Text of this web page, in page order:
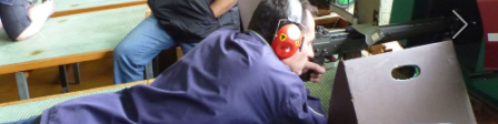
Previous Next